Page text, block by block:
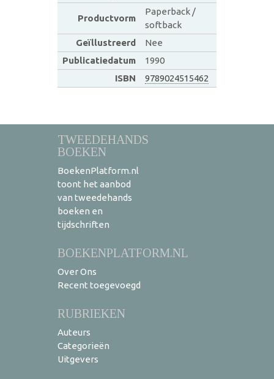
Productvorm
Paperback /
softback
Geïllustreerd
Nee
Publicatiedatum
1990
ISBN
9789024515462
TWEEDEHANDS
BOEKEN
BoekenPlatform.nl
toont het aanbod
van tweedehands
boeken en
tijdschriften
BOEKENPLATFORM.NL
Over Ons
Recent toegevoegd
RUBRIEKEN
Auteurs
Categorieën
Uitgevers